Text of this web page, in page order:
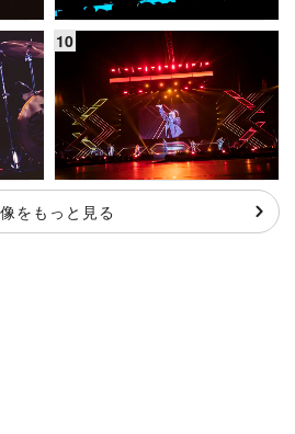
をもっと見る